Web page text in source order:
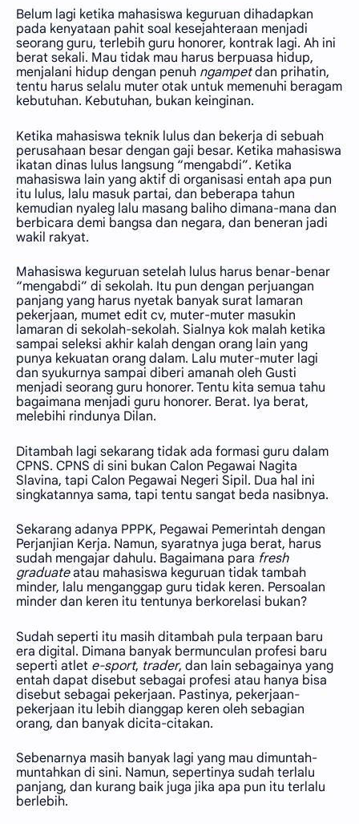
Belum lagi ketika mahasiswa keguruan dihadapkan
pada kenyataan pahit soal kesejahteraan menjadi
seorang guru, terlebih guru honorer, kontrak lagi. Ah ini
berat sekali. Mau tidak mau harus berpuasa hidup,
menjalani hidup dengan penuh ngampetdan prihatin,
tentu harus selalu muter otak untuk memenuhi beragam
kebutuhan. Kebutuhan, bukan keinginan.
Ketika mahasiswa teknik lulus dan bekerja di sebuah
perusahaan besar dengan gaji besar. Ketika mahasiswa
ikatan dinas lulus langsung “mengabdi”. Ketika
mahasiswa lain yang aktif di organisasi entah apa pun
itu lulus, lalu masuk partai, dan beberapa tahun
kemudian nyaleg lalu masang baliho dimana-mana dan
berbicara demi bangsa dan negara, dan beneran jadi
wakil rakyat.
Mahasiswa keguruan setelah lulus harus benar-benar
“mengabdi” di sekolah. Itu pun dengan perjuangan
panjang yang harus nyetak banyak surat lamaran
pekerjaan, mumet edit cv, muter-muter masukin
lamaran di sekolah-sekolah. Sialnya kok malah ketika
sampai seleksi akhir kalah dengan orang lain yang
punya kekuatan orang dalam. Lalu muter-muter lagi
dan syukurnya sampai diberi amanah oleh Gusti
menjadi seorang guru honorer. Tentu kita semua tahu
bagaimana menjadi guru honorer. Berat. Iya berat,
melebihi rindunya Dilan.
Ditambah lagi sekarang tidak ada formasi guru dalam
CPNS. CPNS di sini bukan Calon Pegawai Nagita
Slavina, tapi Calon Pegawai Negeri Sipil. Dua hal ini
singkatannya sama, tapi tentu sangat beda nasibnya.
Sekarang adanya PPPK, Pegawai Pemerintah dengan
Perjanjian Kerja. Namun, syaratnya juga berat, harus
sudah mengajar dahulu. Bagaimana para fresh
graduateatau mahasiswa keguruan tidak tambah
minder, lalu menganggap guru tidak keren. Persoalan
minder dan keren itu tentunya berkorelasi bukan?
Sudah seperti itu masih ditambah pula terpaan baru
era digital. Dimana banyak bermunculan profesi baru
seperti atlet e-sport, trader, dan lain sebagainya yang
entah dapat disebut sebagai profesi atau hanya bisa
disebut sebagai pekerjaan. Pastinya, pekerjaan-
pekerjaan itu lebih dianggap keren oleh sebagian
orang, dan banyak dicita-citakan.
Sebenarnya masih banyak lagi yang mau dimuntah-
muntahkan di sini. Namun, sepertinya sudah terlalu
panjang, dan kurang baik juga jika apa pun itu terlalu
berlebih.